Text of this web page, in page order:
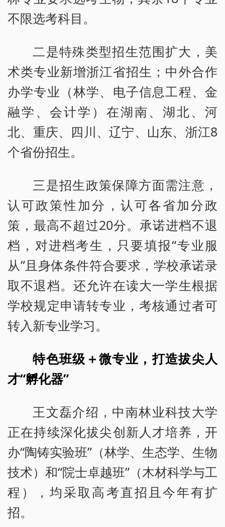
不限选考科目。
二是特殊类型招生范围扩大，美
术类专业新增浙江省招生；中外合作
办学专业（林学、电子信息工程、金
融学、会计学）在湖南、湖北、河
北、重庆、四川、辽宁、山东、浙江8
个省份招生。
三是招生政策保障方面需注意，
认可政策性加分，认可各省加分政
策，最高不超过20分。承诺进档不退
档，对进档考生，只要填报“专业服
从”且身体条件符合要求，学校承诺录
取不退档。还允许在读大一学生根据
学校规定申请转专业，考核通过者可
转入新专业学习。
特色班级＋微专业，打造拔尖人
才“孵化器”
王文磊介绍，中南林业科技大学
正在持续深化拔尖创新人才培养，开
办“陶铸实验班”（林学、生态学、生物
技术）和“院士卓越班”（木材科学与工
程），均采取高考直招且今年有扩
招。